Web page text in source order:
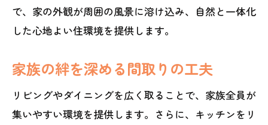
で、家の外観が周囲の風景に溶け込み、自然と一体化
した心地よい住環境を提供します。
家族の絆を深める間取りの工夫
リビングやダイニングを広く取ることで、家族全員が
集いやすい環境を提供します。さらに、キッチンをリ